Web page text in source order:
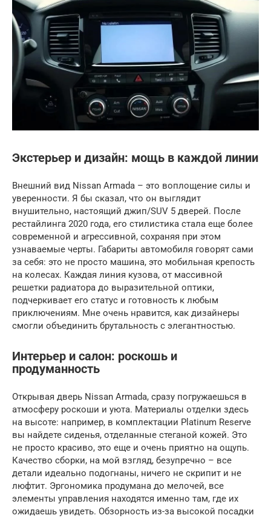
Экстерьер и дизайн: мощь в каждой линии
Внешний вид Nissan Armada – это воплощение силы и
уверенности. Я бы сказал, что он выглядит
внушительно, настоящий джип/SUV 5 дверей. После
рестайлинга 2020 года, его стилистика стала еще более
современной и агрессивной, сохраняя при этом
узнаваемые черты. Габариты автомобиля говорят сами
за себя: это не просто машина, это мобильная крепость
на колесах. Каждая линия кузова, от массивной
решетки радиатора до выразительной оптики,
подчеркивает его статус и готовность к любым
приключениям. Мне очень нравится, как дизайнеры
смогли объединить брутальность с элегантностью.
Интерьер и салон: роскошь и
продуманность
Открывая дверь Nissan Armada, сразу погружаешься в
атмосферу роскоши и уюта. Материалы отделки здесь
на высоте: например, в комплектации Platinum Reserve
вы найдете сиденья, отделанные стеганой кожей. Это
не просто красиво, это еще и очень приятно на ощупь.
Качество сборки, на мой взгляд, безупречно – все
детали идеально подогнаны, ничего не скрипит и не
люфтит. Эргономика продумана до мелочей, все
элементы управления находятся именно там, где их
ожидаешь увидеть. Обзорность из-за высокой посадки